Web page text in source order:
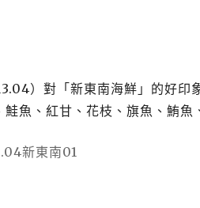
）對「新東南海鮮」的好印
鮭魚、紅甘、花枝、旗魚、鮪魚